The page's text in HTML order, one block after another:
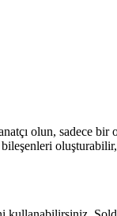
olun, sadece
bileşenleri